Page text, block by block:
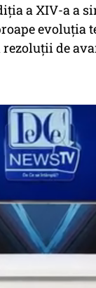
a XIV-a a
de